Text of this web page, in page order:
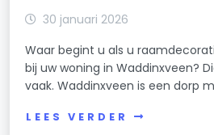
30 januari 2026
Waar begint u als u
bij uw woning in Waddinxveen?
vaak. Waddinxveen is een dorp
LEES VERDER